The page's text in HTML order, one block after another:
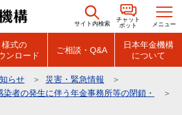
サイト内検索
チャット
ボット
メニュー
様式の
ンロード
ご相談・Q&A
日本年金機構
について
らせ
災害・緊急情報
者の発生に伴う年金事務所等の閉鎖・